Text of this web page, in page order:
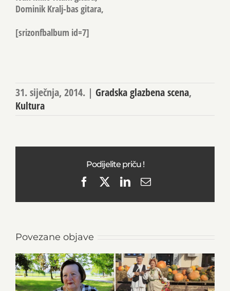
Dominik Kralj-bas gitara,
[srizonfbalbum id=7]
31. siječnja, 2014. | Gradska glazbena scena,
Kultura
Podijelite priču !
FacebookLinkedIn
Email
Povezane objave